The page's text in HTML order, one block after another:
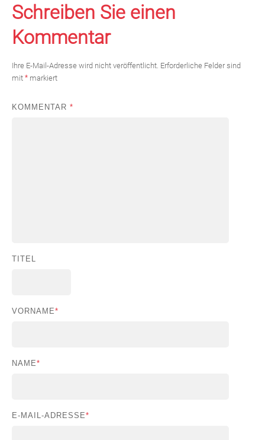
Schreiben Sie einen
Kommentar
Ihre E-Mail-Adresse wird nicht veröffentlicht. Erforderliche Felder sind
mit * markiert
KOMMENTAR *
TITEL
VORNAME*
NAME*
E-MAIL-ADRESSE*